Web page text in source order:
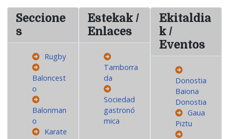
Seccione
s
Rugby
Baloncest
o
Balonman
o
Karate
Estekak /
Enlaces
Tamborra
da
Sociedad
gastronó
mica
Ekitaldia
k /
Eventos
Donostia
Baiona
Donostia
Gaua
Piztu